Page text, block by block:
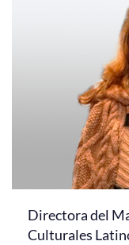
Directora del
Culturales